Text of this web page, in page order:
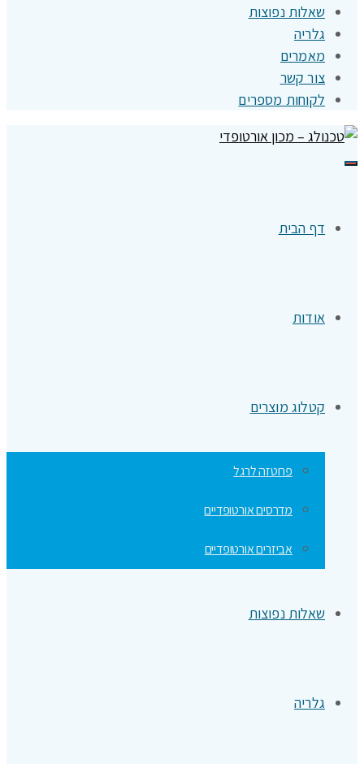
שאלות נפוצות
גלריה
מאמרים
צור קשר
לקוחות מספרים
תפריט
דף הבית
אודות
קטלוג מוצרים
פרוטזה לרגל
מדרסים אורטופדיים
אביזרים אורטופדיים
שאלות נפוצות
גלריה